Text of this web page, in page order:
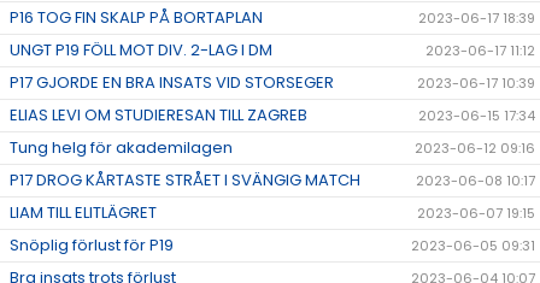
P16 TOG FIN SKALP PÅ BORTAPLAN 2023-06-17 18:39
UNGT P19 FÖLL MOT DIV. 2-LAG I DM 2023-06-17 11:12
P17 GJORDE EN BRA INSATS VID STORSEGER 2023-06-17 10:39
ELIAS LEVI OM STUDIERESAN TILL ZAGREB 2023-06-15 17:34
Tung helg för akademilagen 2023-06-12 09:16
P17 DROG KÅRTASTE STRÅET I SVÄNGIG MATCH 2023-06-08 10:17
LIAM TILL ELITLÄGRET 2023-06-07 19:15
Snöplig förlust för P19 2023-06-05 09:31
Bra insats trots förlust 2023-06-04 10:07